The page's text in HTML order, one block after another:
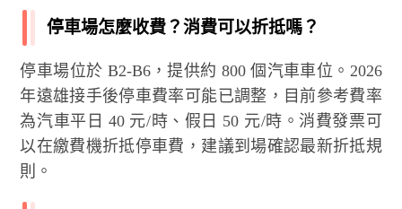
停車場怎麼收費？消費可以折抵嗎？
停車場位於 B2-B6，提供約 800 個汽車車位。2026
年遠雄接手後停車費率可能已調整，目前參考費率
為汽車平日 40 元/時、假日 50 元/時。消費發票可
以在繳費機折抵停車費，建議到場確認最新折抵規
則。